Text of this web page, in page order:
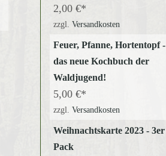
2,00 €
zzgl. Versandkosten
Feuer, Pfanne, Hortentopf -
das neue Kochbuch der
Waldjugend!
5,00 €
zzgl. Versandkosten
Weihnachtskarte 2023 - 3er
Pack